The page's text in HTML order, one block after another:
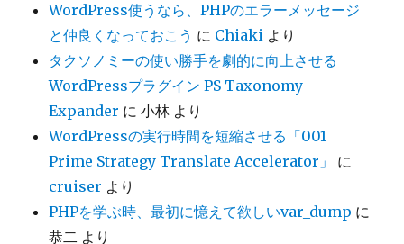
WordPress使うなら、PHPのエラーメッセージ
と仲良くなっておこう に Chiaki より
タクソノミーの使い勝手を劇的に向上させる
WordPressプラグイン PS Taxonomy
Expander に小林 より
WordPressの実行時間を短縮させる「001
Prime Strategy Translate Accelerator」
に
cruiser より
PHPを学ぶ時、最初に憶えて欲しいvar_dump に
恭二 より